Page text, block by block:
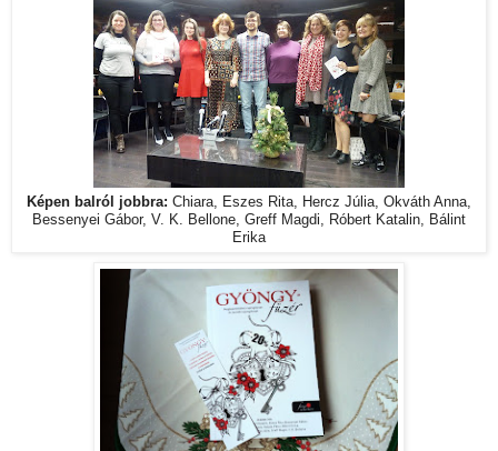
Képen balról jobbra: Chiara, Eszes Rita, Hercz Júlia, Okváth Anna,
Bessenyei Gábor, V. K. Bellone, Greff Magdi, Róbert Katalin, Bálint
Erika